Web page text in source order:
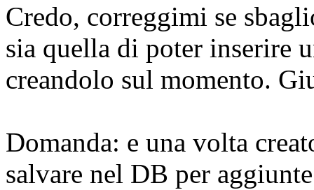
Credo, correggimi se
sia quella di poter inserire
creandolo sul momento.
Domanda: e una volta
salvare nel DB per